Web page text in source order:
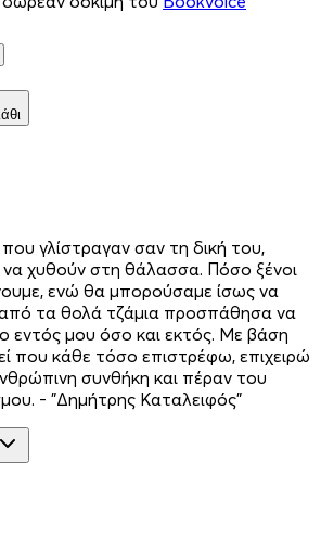
γλίστραγαν σαν τη δική του,
να χυθούν στη θάλασσα. Πόσο ξένοι
ενώ θα μπορούσαμε ίσως να
τα θολά τζάμια προσπάθησα να
εντός μου όσο και εκτός. Με βάση
που κάθε τόσο επιστρέφω, επιχειρώ
συνθήκη και πέραν του
- "Δημήτρης Καταλειφός"